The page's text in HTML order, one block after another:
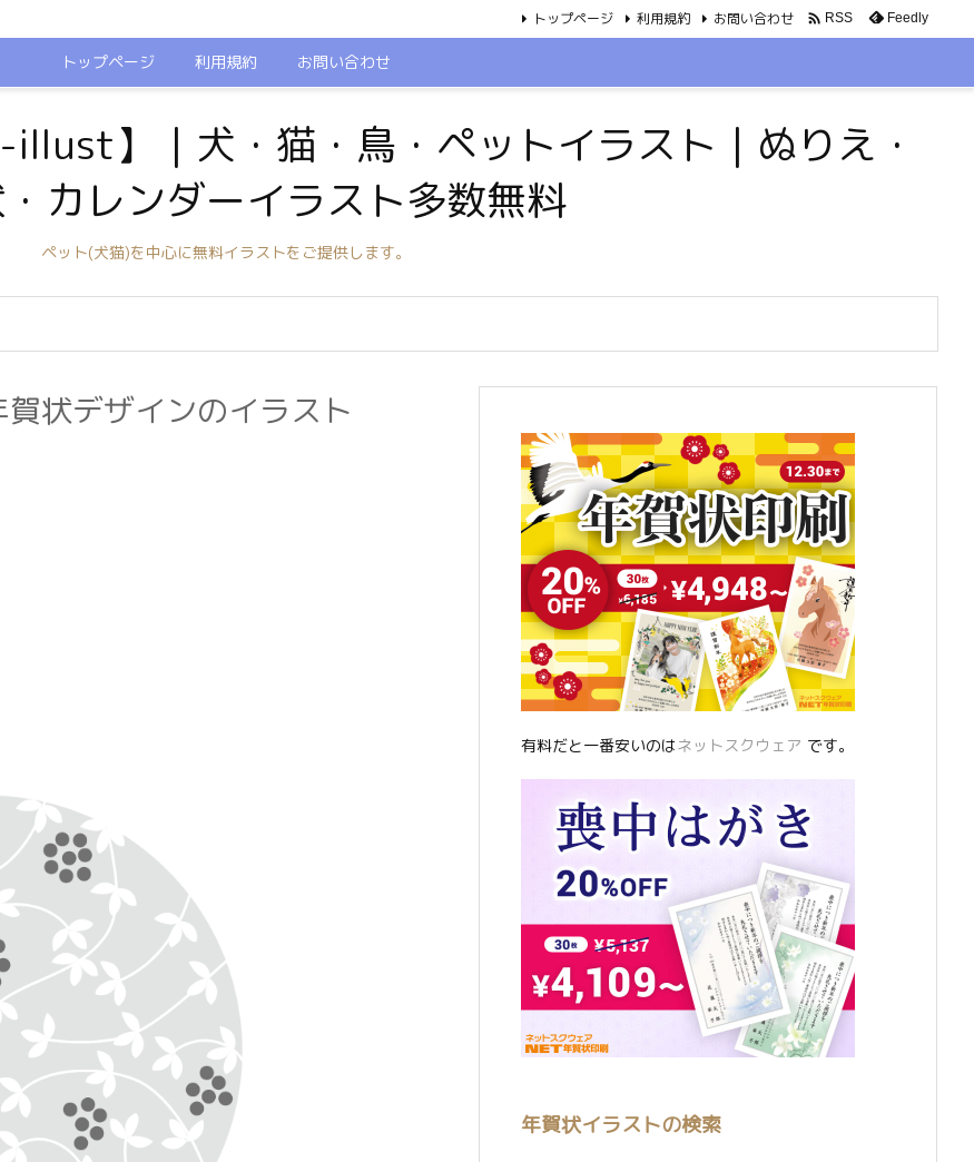
トップページ 利用規約 お問い合わせ
トップページ 利用規約 お問い合わせ  RSS Feedly
】｜犬・猫・鳥・ペットイラスト｜ぬりえ・
カレンダーイラスト多数無料
ペット(犬猫)を中心に無料イラストをご提供します。
状デザインのイラスト
有料だと一番安いのはネットスクウェア です。
年賀状イラストの検索